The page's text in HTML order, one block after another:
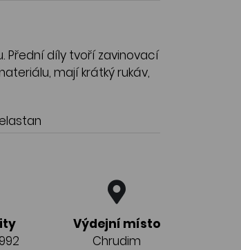
Přední díly tvoří zavinovací
mají krátký rukáv,
Výdejní místo
Chrudim